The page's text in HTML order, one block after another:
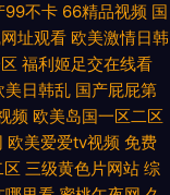
欧美a第二 日本一在线
免费在线观看播放 国产
妇xxxx猛交 欧美熟妇
亚洲国产精品自拍一区
99不卡 66精品视频 国
址观看 欧美激情日韩
福利姬足交在线看
美日韩乱 国产屁屁第
频 欧美岛国一区二区
欧美爱爱tv视频 免费
区 三级黄色片网站 综